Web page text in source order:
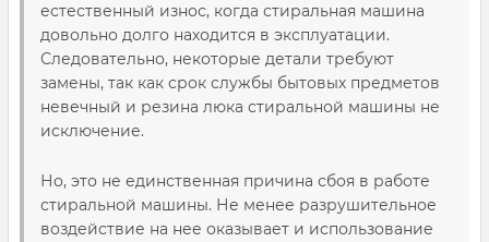
естественный износ, когда стиральная машина
довольно долго находится в эксплуатации.
Следовательно, некоторые детали требуют
замены, так как срок службы бытовых предметов
невечный и резина люка стиральной машины не
исключение.
Но, это не единственная причина сбоя в работе
стиральной машины. Не менее разрушительное
воздействие на нее оказывает и использование